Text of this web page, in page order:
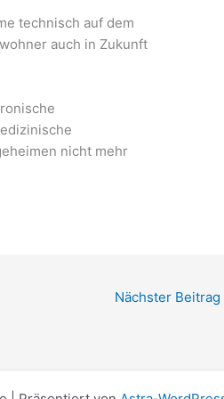
technisch auf dem
auch in Zukunft
nicht mehr
Nächster Beitrag